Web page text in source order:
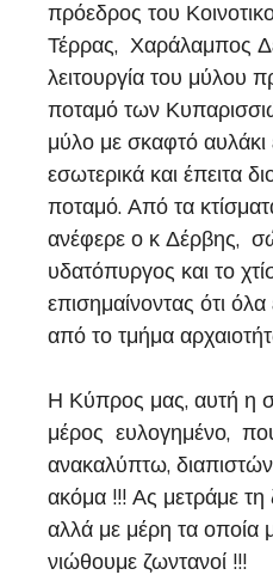
πρόεδρος του
Τέρρας, Χαράλαμπος
λειτουργία του μύλου
ποταμό των
μύλο με σκαφτό αυλάκι
εσωτερικά και έπειτα
ποταμό. Από τα
ανέφερε ο κ Δέρβης,
υδατόπυργος και το
επισημαίνοντας ότι
από το τμήμα
Η Κύπρος μας, αυτή η
μέρος ευλογημένο,
ανακαλύπτω,
ακόμα !!! Ας μετράμε τη
αλλά με μέρη τα οποία
νιώθουμε ζωντανοί !!!